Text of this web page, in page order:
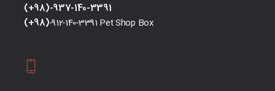
(+98)-937-140-3391
(+98)-912-140-3391 Pet Shop Box